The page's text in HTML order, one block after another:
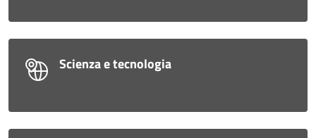
Scienza e tecnologia